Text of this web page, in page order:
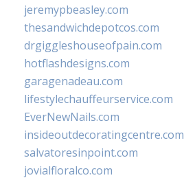
jeremypbeasley.com
thesandwichdepotcos.com
drgiggleshouseofpain.com
hotflashdesigns.com
garagenadeau.com
lifestylechauffeurservice.com
EverNewNails.com
insideoutdecoratingcentre.com
salvatoresinpoint.com
jovialfloralco.com